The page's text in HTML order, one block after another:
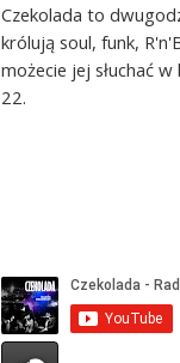
Czekolada to
królują soul, funk,
możecie jej słuchać
22.